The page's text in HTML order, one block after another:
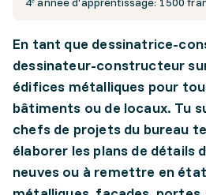
En tant que dessinatrice-
dessinateur-constructeur
édifices métalliques pour
bâtiments ou de locaux. Tu
chefs de projets du bureau
élaborer les plans de détails
neuves ou à remettre en